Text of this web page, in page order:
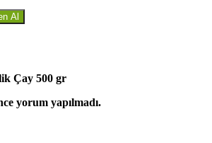
Al
Çay 500 gr
yorum yapılmadı.